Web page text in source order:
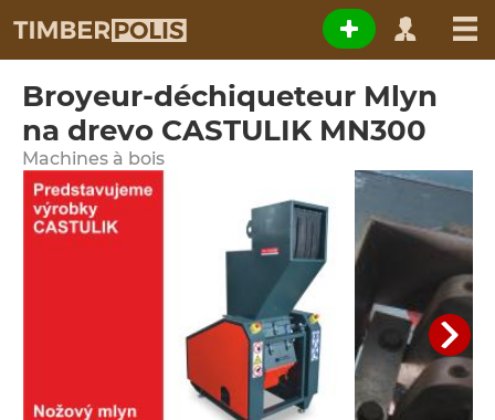
Broyeur-déchiqueteur Mlyn
na drevo CASTULIK MN300
Machines à bois